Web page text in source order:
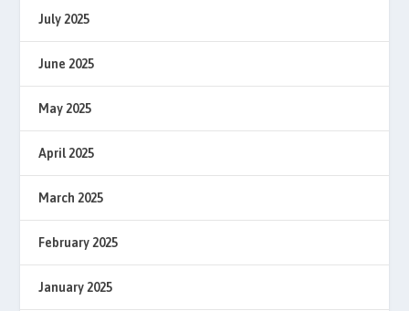
July 2025
June 2025
May 2025
April 2025
March 2025
February 2025
January 2025